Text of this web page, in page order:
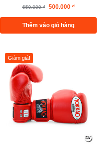
650.000₫ 500.000 ₫
Thêm vào giỏ hàng
Giảm giá!